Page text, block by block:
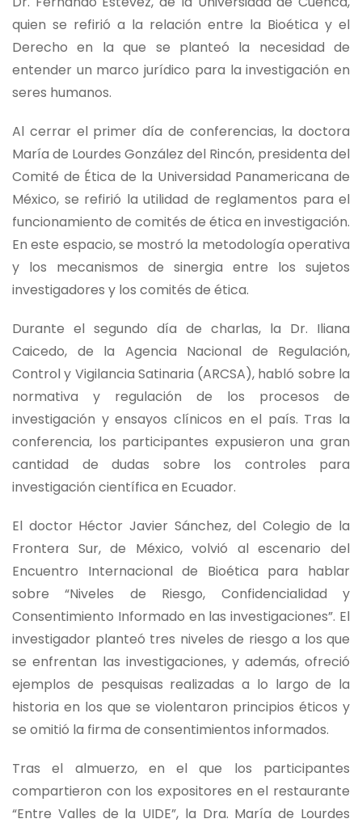
quien se refirió a la relación entre la Bioética y el
Derecho en la que se planteó la necesidad de
entender un marco jurídico para la investigación en
seres humanos.
Al cerrar el primer día de conferencias, la doctora
María de Lourdes González del Rincón, presidenta del
Comité de Ética de la Universidad Panamericana de
México, se refirió la utilidad de reglamentos para el
funcionamiento de comités de ética en investigación.
En este espacio, se mostró la metodología operativa
y los mecanismos de sinergia entre los sujetos
investigadores y los comités de ética.
Durante el segundo día de charlas, la Dr. Iliana
Caicedo, de la Agencia Nacional de Regulación,
Control y Vigilancia Satinaria (ARCSA), habló sobre la
normativa y regulación de los procesos de
investigación y ensayos clínicos en el país. Tras la
conferencia, los participantes expusieron una gran
cantidad de dudas sobre los controles para
investigación científica en Ecuador.
El doctor Héctor Javier Sánchez, del Colegio de la
Frontera Sur, de México, volvió al escenario del
Encuentro Internacional de Bioética para hablar
sobre “Niveles de Riesgo, Confidencialidad y
Consentimiento Informado en las investigaciones”. El
investigador planteó tres niveles de riesgo a los que
se enfrentan las investigaciones, y además, ofreció
ejemplos de pesquisas realizadas a lo largo de la
historia en los que se violentaron principios éticos y
se omitió la firma de consentimientos informados.
Tras el almuerzo, en el que los participantes
compartieron con los expositores en el restaurante
“Entre Valles de la UIDE”, la Dra. María de Lourdes